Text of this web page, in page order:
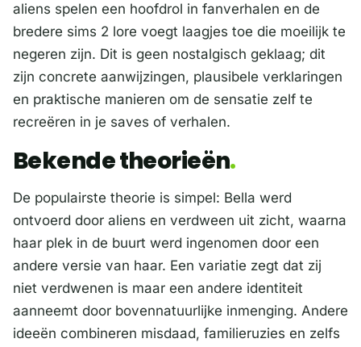
aliens spelen een hoofdrol in fanverhalen en de
bredere sims 2 lore voegt laagjes toe die moeilijk te
negeren zijn. Dit is geen nostalgisch geklaag; dit
zijn concrete aanwijzingen, plausibele verklaringen
en praktische manieren om de sensatie zelf te
recreëren in je saves of verhalen.
Bekende theorieën
De populairste theorie is simpel: Bella werd
ontvoerd door aliens en verdween uit zicht, waarna
haar plek in de buurt werd ingenomen door een
andere versie van haar. Een variatie zegt dat zij
niet verdwenen is maar een andere identiteit
aanneemt door bovennatuurlijke inmenging. Andere
ideeën combineren misdaad, familieruzies en zelfs